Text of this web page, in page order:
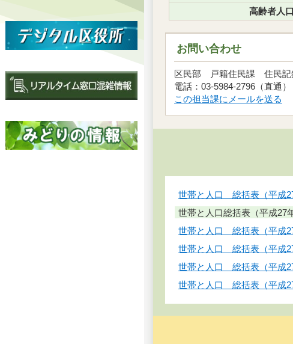
高齢者人
お問い合わせ
区民部 戸籍住民課 住民
電話：03-5984-2796（直通
この担当課にメールを送る
世帯と人口 総括表（平成
世帯と人口総括表（平成27
世帯と人口 総括表（平成
世帯と人口 総括表（平成
世帯と人口 総括表（平成
世帯と人口 総括表（平成